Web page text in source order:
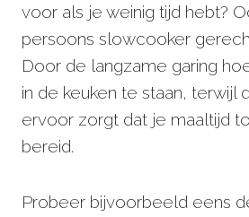
voor als je weinig tijd hebt?
persoons slowcooker
Door de langzame garing
in de keuken te staan, terwijl
ervoor zorgt dat je maaltijd
bereid.
Probeer bijvoorbeeld eens